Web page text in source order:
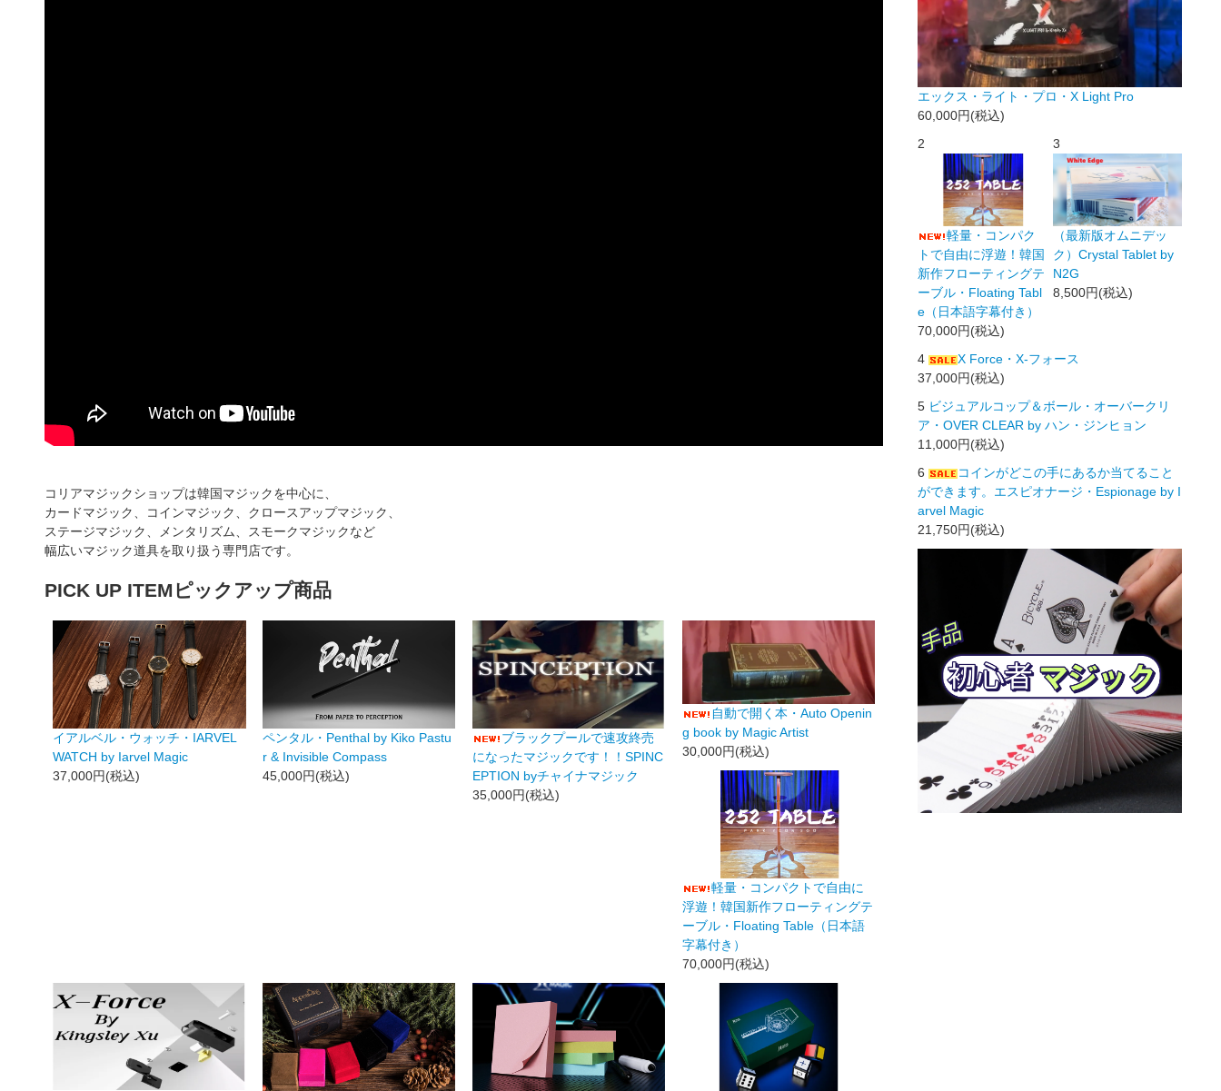
コリアマジックショップは韓国マジックを中心に、
カードマジック、コインマジック、クロースアップマジック、
ステージマジック、メンタリズム、スモークマジックなど
幅広いマジック道具を取り扱う専門店です。
PICK UP ITEM ピックアップ商品
イアルベル・ウォッチ・IARVEL
WATCH by Iarvel Magic
37,000円(税込)
ペンタル・Penthal by Kiko Pastu
r & Invisible Compass
45,000円(税込)
ブラックプールで速攻終売
になったマジックです！！SPINC
EPTION byチャイナマジック
35,000円(税込)
自動で開く本・Auto Openin
g book by Magic Artist
30,000円(税込)
軽量・コンパクトで自由に
浮遊！韓国新作フローティングテ
ーブル・Floating Table（日本語
字幕付き）
70,000円(税込)
エックス・ライト・プロ・X Light Pro
60,000円(税込)
2
軽量・コンパク
トで自由に浮遊！韓国
新作フローティングテ
ーブル・Floating Tabl
e（日本語字幕付き）
70,000円(税込)
3
（最新版オムニデッ
ク）Crystal Tablet by
N2G
8,500円(税込)
4
X Force・X-フォース
37,000円(税込)
5 ビジュアルコップ＆ボール・オーバークリ
ア・OVER CLEAR by ハン・ジンヒョン
11,000円(税込)
6
コインがどこの手にあるか当てること
ができます。エスピオナージ・Espionage by I
arvel Magic
21,750円(税込)